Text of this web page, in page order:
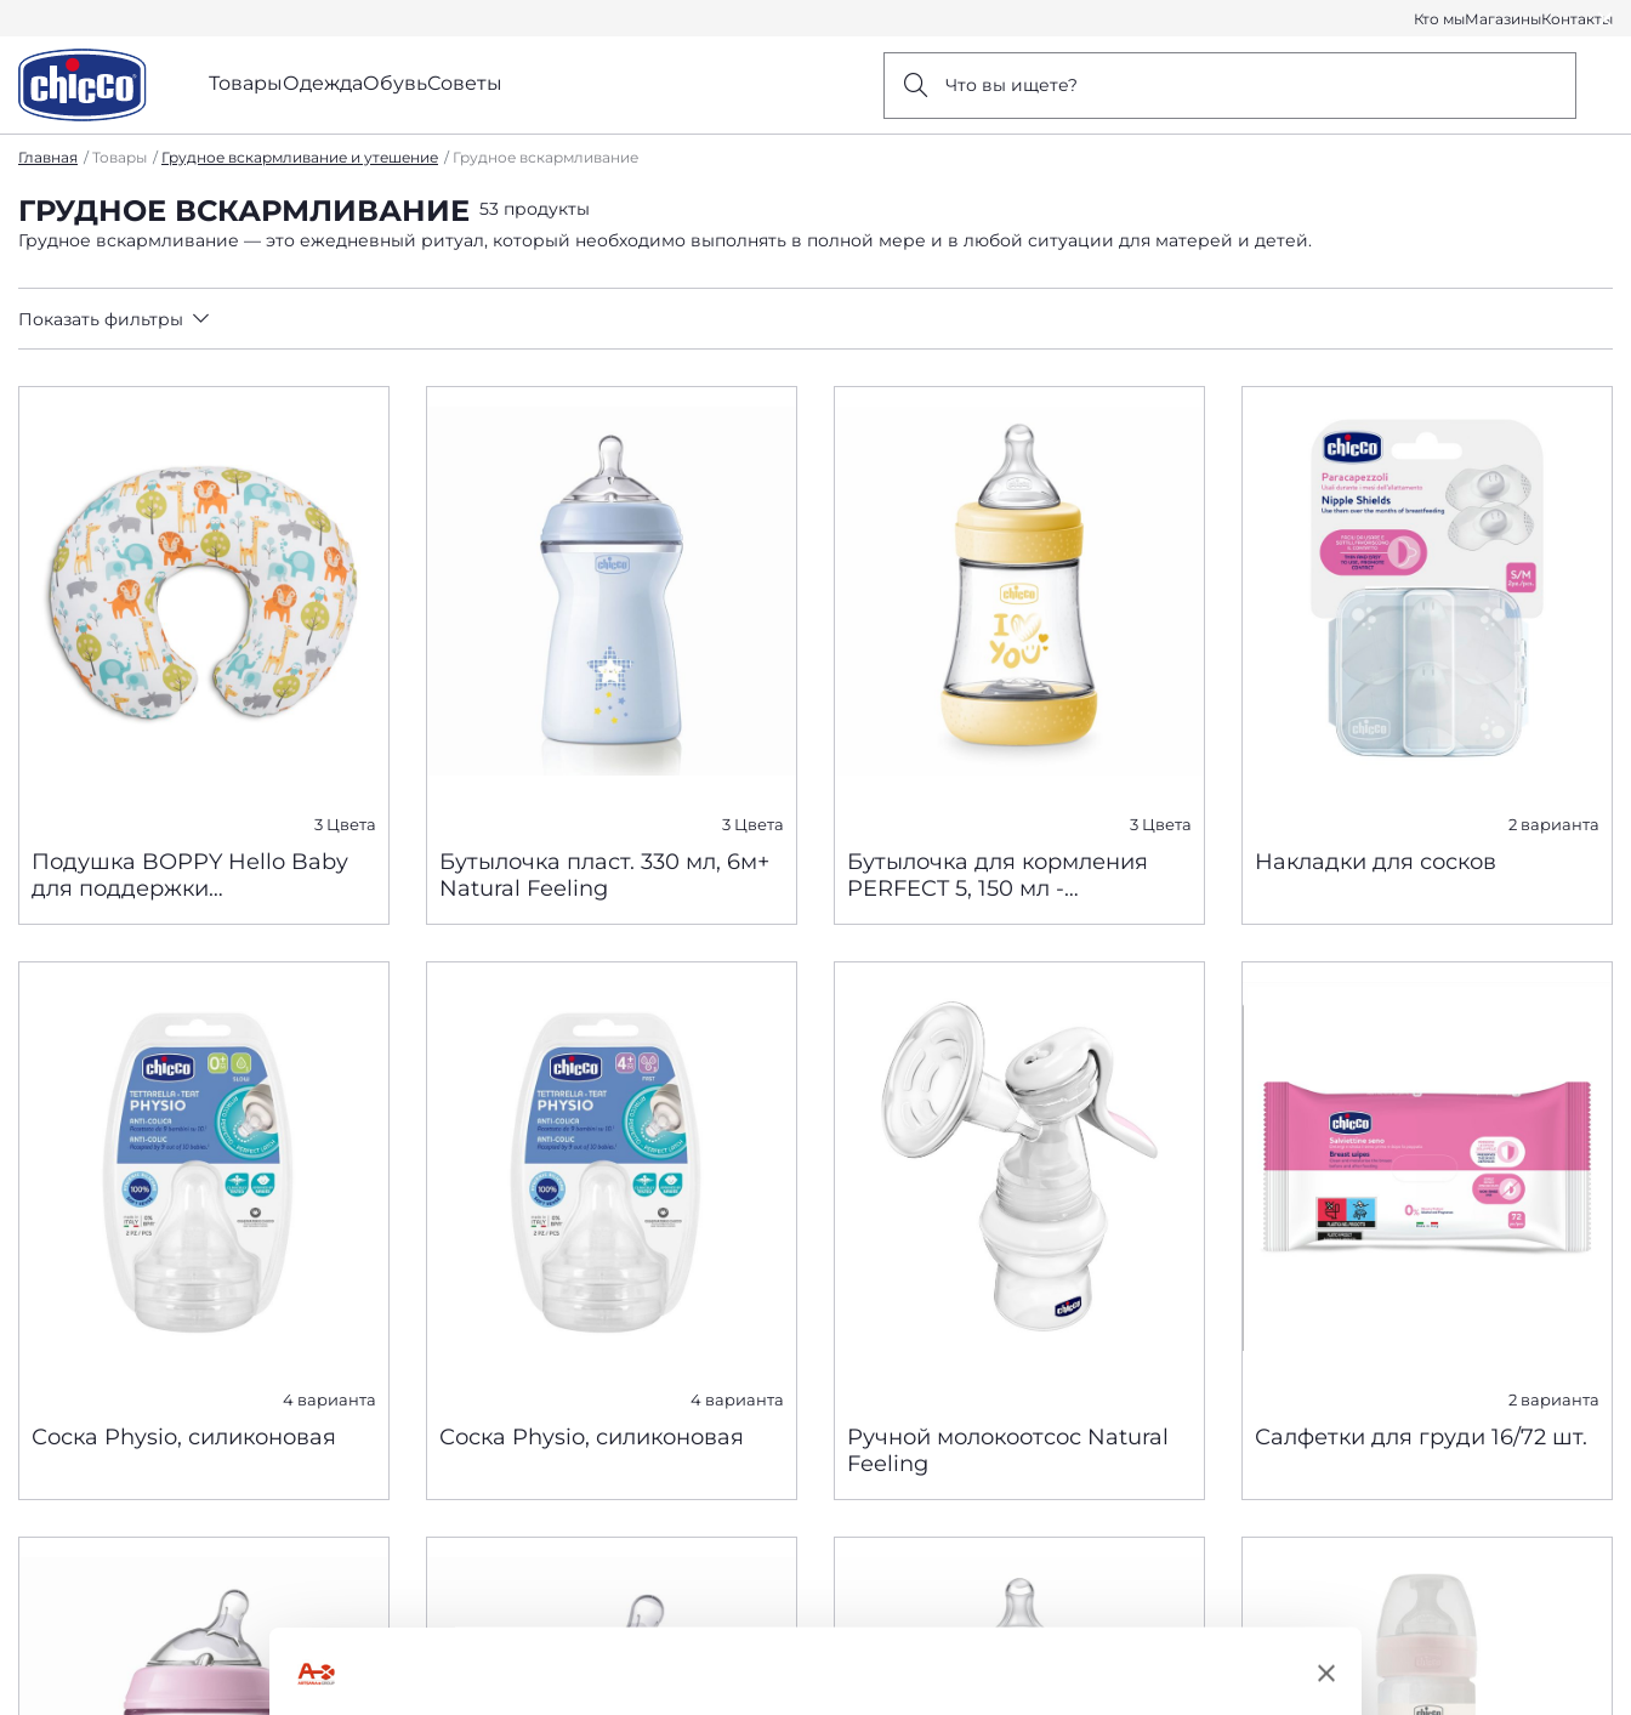
Кто мыМагазиныКонтакты
ТоварыОдеждаОбувьСоветы Что вы ищете?
Главная Товары Грудное вскармливание и утешение Грудное вскармливание
ГРУДНОЕ ВСКАРМЛИВАНИЕ 53 продукты
Грудное вскармливание — это ежедневный ритуал, который необходимо выполнять в полной мере и в любой ситуации для матерей и детей.
Показать фильтры
3 Цвета
Подушка BOPPY Hello Baby
для поддержки
3 Цвета
Бутылочка пласт. 330 мл, 6м+
Natural Feeling
3 Цвета
Бутылочка для кормления
PERFECT 5, 150 мл -
2 варианта
Накладки для сосков
4 варианта
Соска Physio, силиконовая
4 варианта
Соска Physio, силиконовая
Ручной молокоотсос Natural
Feeling
2 варианта
Салфетки для груди 16/72 шт.